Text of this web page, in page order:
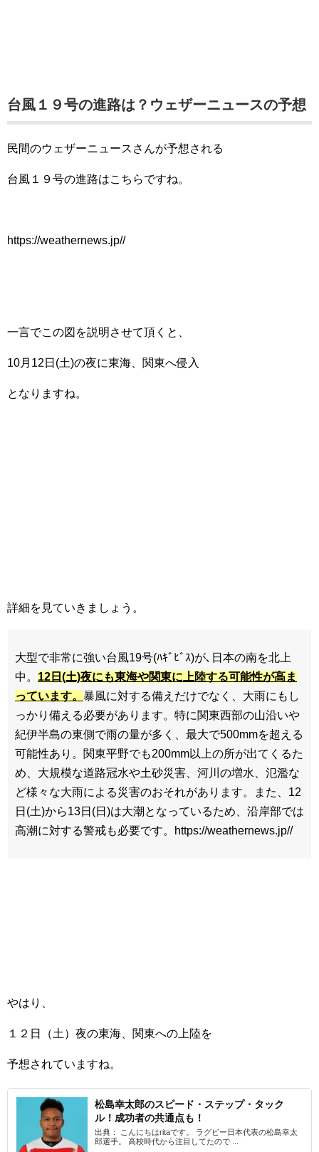
台風１９号の進路は？ウェザーニュースの予想
民間のウェザーニュースさんが予想される
台風１９号の進路はこちらですね。
https://weathernews.jp//
一言でこの図を説明させて頂くと、
10月12日(土)の夜に東海、関東へ侵入
となりますね。
詳細を見ていきましょう。
大型で非常に強い台風19号(ﾊｷﾞﾋﾞｽ)が､日本の南を北上
中。 12日(土)夜にも東海や関東に上陸する可能性が高ま
っています。 暴風に対する備えだけでなく、大雨にもし
っかり備える必要があります。特に関東西部の山沿いや
紀伊半島の東側で雨の量が多く、最大で500mmを超える
可能性あり。関東平野でも200mm以上の所が出てくるた
め、大規模な道路冠水や土砂災害、河川の増水、氾濫な
ど様々な大雨による災害のおそれがあります。また、12
日(土)から13日(日)は大潮となっているため、沿岸部では
高潮に対する警戒も必要です。https://weathernews.jp//
やはり、
１２日（土）夜の東海、関東への上陸を
予想されていますね。
松島幸太郎のスピード・ステップ・タック
ル！成功者の共通点も！
出典： こんにちはritaです。 ラグビー日本代表の松島幸太
郎選手。 高校時代から注目してたので ...